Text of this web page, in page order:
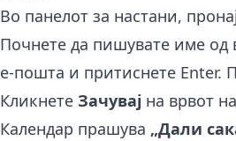
Во панелот за настани,
Почнете да пишувате име од
е-пошта и притиснете Enter.
Кликнете Зачувај на врвот
Календар прашува „Дали